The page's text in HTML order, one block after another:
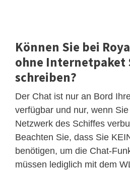
Können Sie bei
ohne Internetpaket
schreiben?
Der Chat ist nur an Bord
verfügbar und nur, wenn
Netzwerk des Schiffes
Beachten Sie, dass Sie
benötigen, um die Chat-
müssen lediglich mit dem